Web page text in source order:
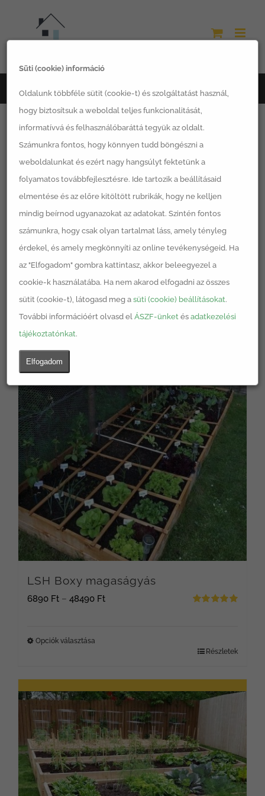
Süti (cookie) információ
Oldalunk többféle sütit (cookie-t) és szolgáltatást használ,
hogy biztosítsuk a weboldal teljes funkcionalitását,
informatívvá és felhasználóbaráttá tegyük az oldalt.
Számunkra fontos, hogy könnyen tudd böngészni a
weboldalunkat és ezért nagy hangsúlyt fektetünk a
folyamatos továbbfejlesztésre. Ide tartozik a beállításaid
elmentése és az előre kitöltött rubrikák, hogy ne kelljen
mindig beírnod ugyanazokat az adatokat. Szintén fontos
számunkra, hogy csak olyan tartalmat láss, amely tényleg
érdekel, és amely megkönnyíti az online tevékenységeid. Ha
az "Elfogadom" gombra kattintasz, akkor beleegyezel a
cookie-k használatába. Ha nem akarod elfogadni az összes
sütit (cookie-t), látogasd meg asüti (cookie) beállításokat.
További információért olvasd elÁSZF-ünket ésadatkezelési
tájékoztatónkat.
Elfogadom
Főoldal LSH termékek
Rendezés:Értékelés
12 Termékmutatása
LSH Boxy magaságyás
6890 Ft – 48490 FtÁrtartomány:
Opciók választása
terméknek
variációja
van.
Részletek